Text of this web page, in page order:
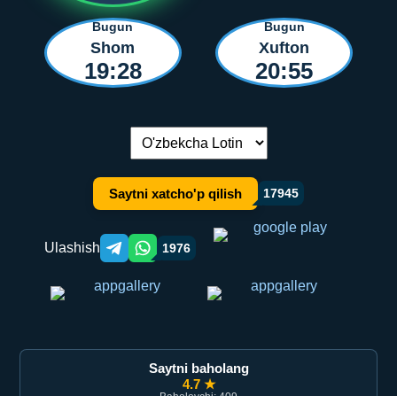
Bugun
Shom
19:28
Bugun
Xufton
20:55
Tilni almashtirish:
Saytni xatcho'p qilish 17945
Ulashish Telegram orqali ulashish
WhatsApp orqali ulashish
1976
Saytni baholang
4.7 ★